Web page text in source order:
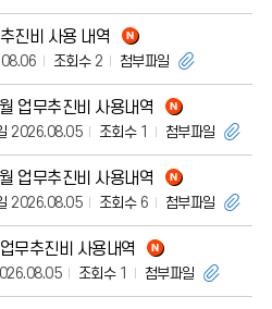
진비 사용 내역
조회수2 첨부파일
업무추진비 사용내역
2026.08.05 조회수1 첨부파일
업무추진비 사용내역
2026.08.05 조회수6 첨부파일
무추진비 사용내역
조회수1 첨부파일